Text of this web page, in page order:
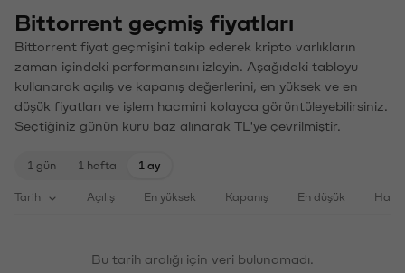
Bittorrent geçmiş fiyatları
Bittorrent fiyat geçmişini takip ederek kripto varlıkların
zaman içindeki performansını izleyin. Aşağıdaki tabloyu
kullanarak açılış ve kapanış değerlerini, en yüksek ve en
düşük fiyatları ve işlem hacmini kolayca görüntüleyebilirsiniz.
Seçtiğiniz günün kuru baz alınarak TL'ye çevrilmiştir.
1 gün 1 hafta 1 ay
Tarih Açılış En yüksek Kapanış En düşük
Bu tarih aralığı için veri bulunamadı.